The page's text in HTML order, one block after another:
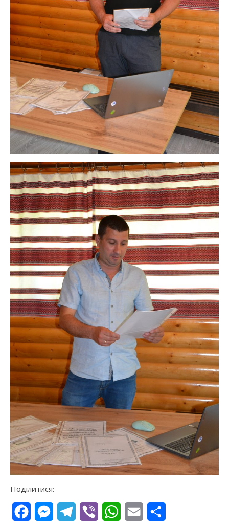
Поділитися:
FacebookMessengerTelegram
Viber WhatsApp
Email